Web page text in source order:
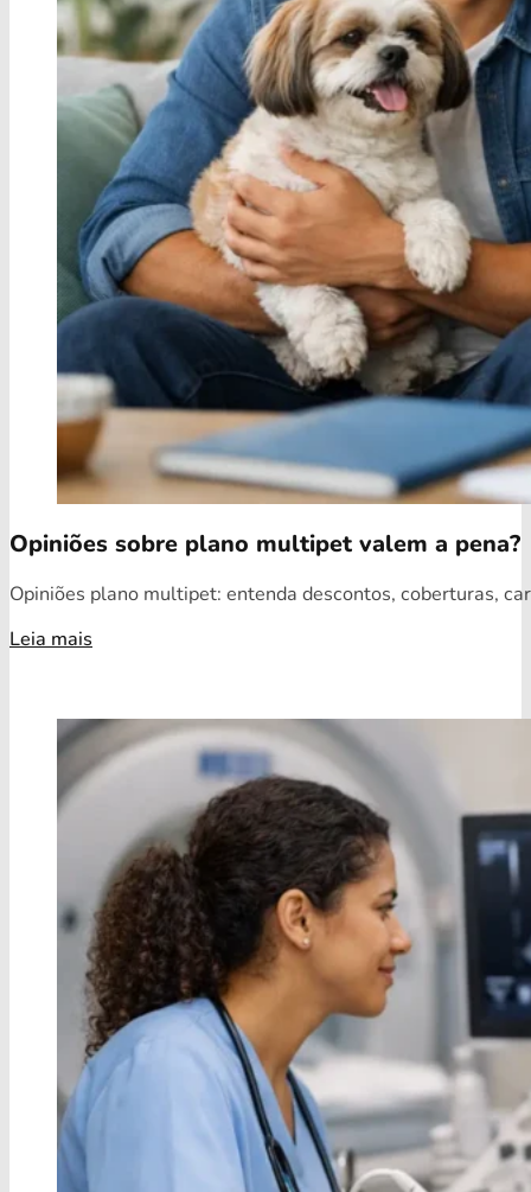
Opiniões sobre plano multipet valem a pena?
Opiniões plano multipet: entenda descontos, coberturas,
Leia mais